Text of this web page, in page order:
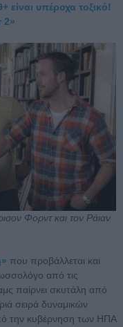
είναι υπέροχα τοξικό!
2»
Φορντ και τον Ράιαν
που προβάλλεται και
από τις
παίρνει σκυτάλη από
σειρά δυναμικών
την κυβέρνηση των ΗΠΑ